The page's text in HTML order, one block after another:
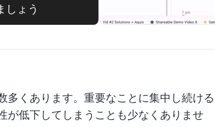
しょう
多くあります。重要なことに集中し続ける
が低下してしまうことも少なくありませ